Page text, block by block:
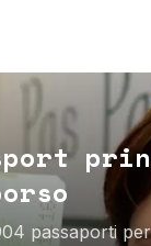
passaporti